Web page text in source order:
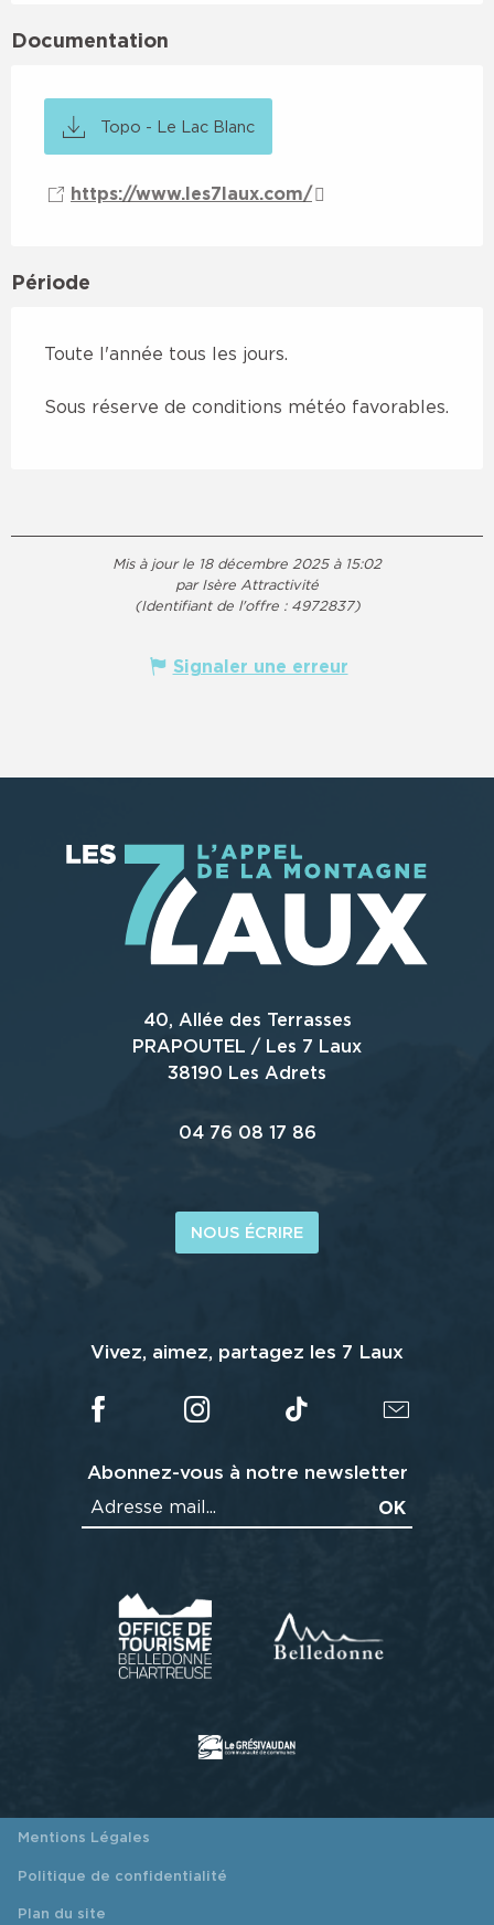
Documentation
Topo - Le Lac Blanc
https://www.les7laux.com/
Période
Toute l'année tous les jours.
Sous réserve de conditions météo favorables.
Mis à jour le 18 décembre 2025 à 15:02
par Isère Attractivité
(Identifiant de l'offre : 4972837)
Signaler une erreur
40, Allée des Terrasses
PRAPOUTEL / Les 7 Laux
38190 Les Adrets
04 76 08 17 86
NOUS ÉCRIRE
Vivez, aimez, partagez les 7 Laux
Abonnez-vous à notre newsletter
Mentions Légales
Politique de confidentialité
Plan du site